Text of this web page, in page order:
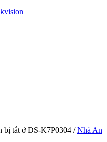
bị tắt ở DS-K7P0304 /Nhà An